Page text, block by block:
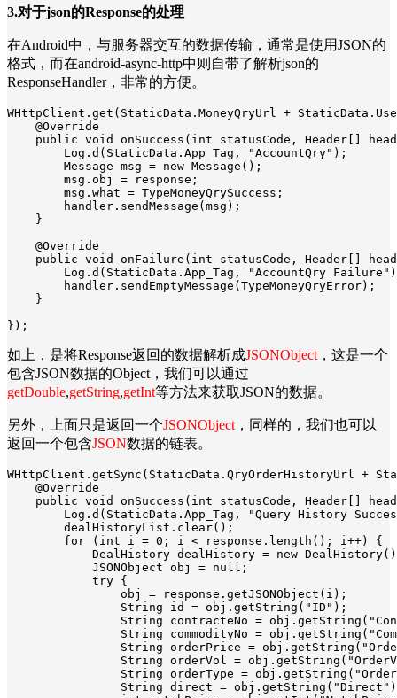
3.对于json的Response的处理
在Android中，与服务器交互的数据传输，通常是使用JSON的
格式，而在android-async-http中则自带了解析json的
ResponseHandler，非常的方便。
WHttpClient.get(StaticData.MoneyQryUrl +
    @Override
public void onSuccess(int statusCode, Header[]
        Log.d(StaticData.App_Tag, "AccountQry");
        Message msg = new Message();
        msg.obj = response;
        msg.what = TypeMoneyQrySuccess;
        handler.sendMessage(msg);
    }
    @Override
public void onFailure(int statusCode, Header[]
Log.d(StaticData.App_Tag, "AccountQry
        handler.sendEmptyMessage(TypeMoneyQryError);
    }
});
如上，是将Response返回的数据解析成JSONObject ，这是一个
包含JSON数据的Object，我们可以通过
getDouble,getString,getInt等方法来获取JSON的数据。
另外，上面只是返回一个JSONObject ，同样的，我们也可以
返回一个包含JSON数据的链表。
WHttpClient.getSync(StaticData.QryOrderHistoryUrl +
    @Override
public void onSuccess(int statusCode, Header[]
Log.d(StaticData.App_Tag, "Query History
        dealHistoryList.clear();
        for (int i = 0; i < response.length(); i++) {
DealHistory dealHistory = new
            JSONObject obj = null;
            try {
                obj = response.getJSONObject(i);
                String id = obj.getString("ID");
String contracteNo =
String commodityNo =
String orderPrice =
String orderVol =
String orderType =
String direct =